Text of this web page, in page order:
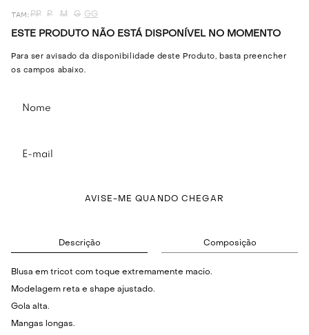
PP P M G GG
ESTE PRODUTO NÃO ESTÁ DISPONÍVEL NO MOMENTO
Para ser avisado da disponibilidade deste Produto, basta preencher
os campos abaixo.
AVISE-ME QUANDO CHEGAR
Descrição Composição
Blusa em tricot com toque extremamente macio.
Modelagem reta e shape ajustado.
Gola alta.
Mangas longas.